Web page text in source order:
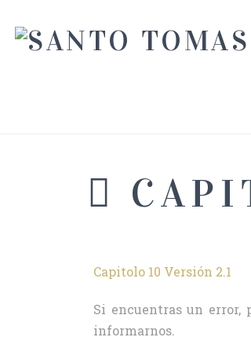
Capitolo 10 Versión 2.1
Si encuentras un
informarnos.